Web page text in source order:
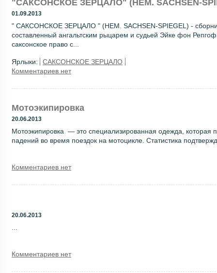
"САКСОНСКОЕ ЗЕРЦАЛО" (НЕМ. SACHSEN-
01.09.2013
" САКСОНСКОЕ ЗЕРЦАЛО " (НЕМ. SACHSEN-SPIEGEL) -
составленный ангальтским рыцарем и судьей Эйке фон Репгоф
саксонское право с...
Ярлыки:
САКСОНСКОЕ ЗЕРЦАЛО
Комментариев нет
Мотоэкипировка
20.06.2013
Мотоэкипировка — это специализированная одежда, которая
падений во время поездок на мотоцикле. Статистика
Комментариев нет
20.06.2013
Комментариев нет